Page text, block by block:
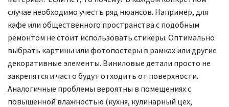
случае необходимо учесть ряд нюансов. Например, для
кафе или общественного пространства с подобным
ремонтом не стоит использовать стикеры. Оптимально
выбрать картины или фотопостеры в рамках или другие
декоративные элементы. Виниловые детали просто не
закрепятся и часто будут отходить от поверхности.
Аналогичные проблемы вероятны в помещениях с
повышенной влажностью (кухня, кулинарный цех,